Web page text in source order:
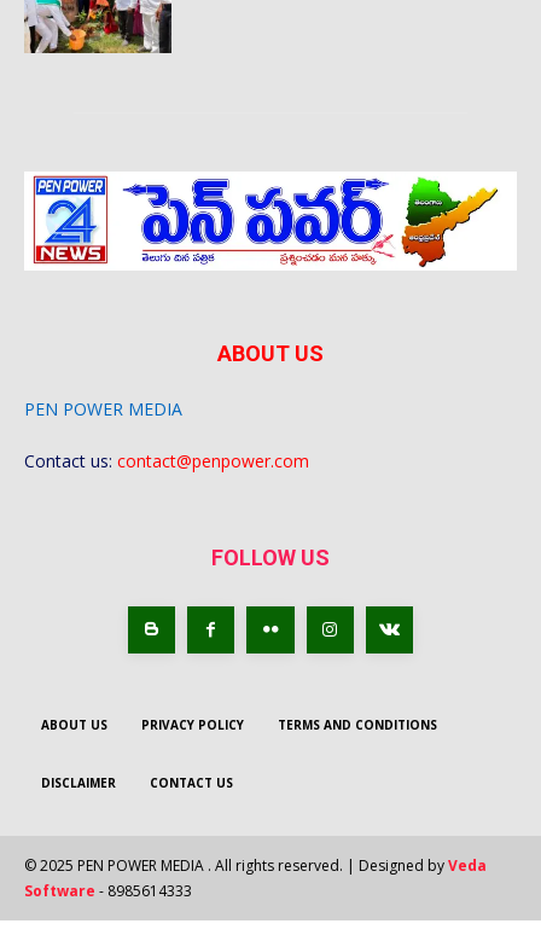
ABOUT US
PEN POWER MEDIA
Contact us: contact@penpower.com
FOLLOW US
ABOUT US PRIVACY POLICY TERMS AND CONDITIONS
DISCLAIMER CONTACT US
© 2025 PEN POWER MEDIA . All rights reserved. | Designed byVeda
Software - 8985614333